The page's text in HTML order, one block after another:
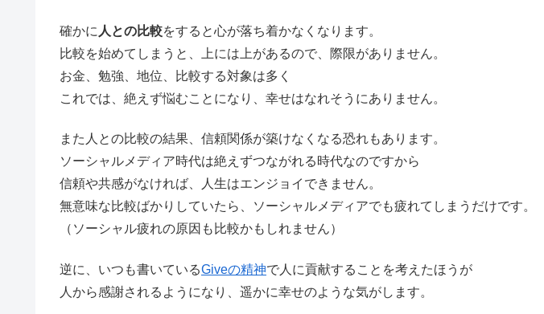
確かに 人との比較をすると心が落ち着かなくなります。
比較を始めてしまうと、上には上があるので、際限がありません。
お金、勉強、地位、比較する対象は多く
これでは、絶えず悩むことになり、幸せはなれそうにありません。
また人との比較の結果、信頼関係が築けなくなる恐れもあります。
ソーシャルメディア時代は絶えずつながれる時代なのですから
信頼や共感がなければ、人生はエンジョイできません。
無意味な比較ばかりしていたら、ソーシャルメディアでも疲れてしまうだけです。
（ソーシャル疲れの原因も比較かもしれません）
逆に、いつも書いているGiveの精神で人に貢献することを考えたほうが
人から感謝されるようになり、遥かに幸せのような気がします。